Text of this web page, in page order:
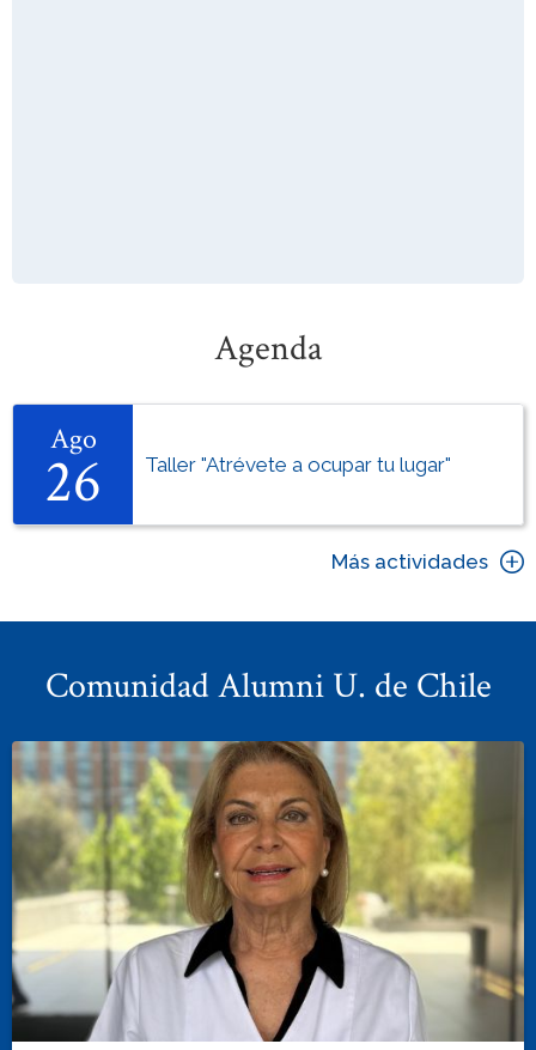
Agenda
Ago
26 Taller "Atrévete a ocupar tu lugar"
Más actividades
Comunidad Alumni U. de Chile